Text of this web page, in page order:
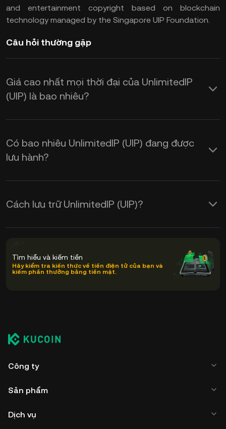
and entertainment copyright based on blockchain
technology managed by the Singapore UIP Foundation.
Câu hỏi thường gặp
Giá cao nhất mọi thời đại của UnlimitedIP
(UIP) là bao nhiêu?
Có bao nhiêu UnlimitedIP (UIP) đang được
lưu hành?
Cách lưu trữ UnlimitedIP (UIP)?
Tìm hiểu và kiếm tiền
Hãy kiểm tra kiến thức về tiền điện tử của bạn và
kiếm phần thưởng bằng tiền mặt.
Công ty
Sản phẩm
Dịch vụ